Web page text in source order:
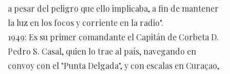
a pesar del peligro que ello implicaba, a fin de mantener
la luz en los focos y corriente en la radio".
1949: Es su primer comandante el Capitán de Corbeta D.
Pedro S. Casal, quien lo trae al país, navegando en
convoy con el "Punta Delgada", y con escalas en Curaçao,